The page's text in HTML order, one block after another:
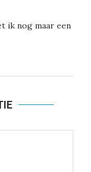
ik nog maar een